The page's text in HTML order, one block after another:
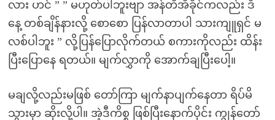
လား ဟင် ” ” မဟုတ်ပါဘူးဗျာ အန်တီအိခိုင်ကလည်း ဒီ
နေ့ တစ်ချိန်နားလို့ စောစော ပြန်လာတာပါ သားကျူရှင် မ
လစ်ပါဘူး ” လို့ပြန်ပြောလိုက်တယ် စကားကိုလည်း ထိန်း
ပြီးပြောနေ ရတယ်။ မျက်လွှာကို အောက်ချပြီးပေါ့။
မချလို့လည်းမဖြစ် တော်ကြာ မျက်နာပျက်နေတာ ရိပ်မိ
သွားမှာ ဆိုးလို့ပါ။ အဲ့ဒီကိစ္စ ဖြစ်ပြီးနောက်ပိုင်း ကျွန်တော်